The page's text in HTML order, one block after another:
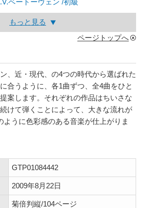
ベートーヴェン /初級
もっと見る
ページトップへ
、近・現代、の4つの時代から選ばれた
合うように、各1曲ずつ、全4曲をひと
案します。それぞれの作品はちいさな
けて弾くことによって、大きな流れが
ように色彩感のある音楽が仕上がりま
GTP01084442
2009年8月22日
菊倍判縦/104ページ